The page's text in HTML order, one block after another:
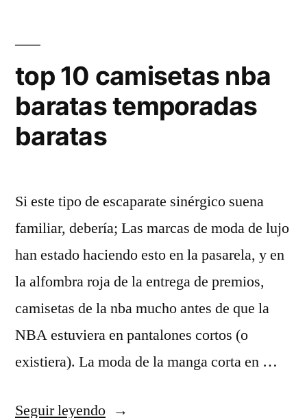
top 10 camisetas nba
baratas temporadas
baratas
Si este tipo de escaparate sinérgico suena
familiar, debería; Las marcas de moda de lujo
han estado haciendo esto en la pasarela, y en
la alfombra roja de la entrega de premios,
camisetas de la nba mucho antes de que la
NBA estuviera en pantalones cortos (o
existiera). La moda de la manga corta en …
Seguir leyendo«top